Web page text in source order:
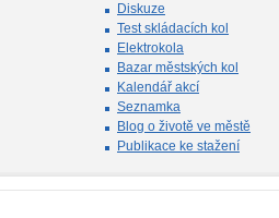
Diskuze
Test skládacích kol
Elektrokola
Bazar městských kol
Kalendář akcí
Seznamka
Blog o životě ve městě
Publikace ke stažení